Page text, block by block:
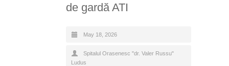
de gardă ATI
May 18, 2026
Spitalul Orasenesc "dr. Valer Russu"
Ludus